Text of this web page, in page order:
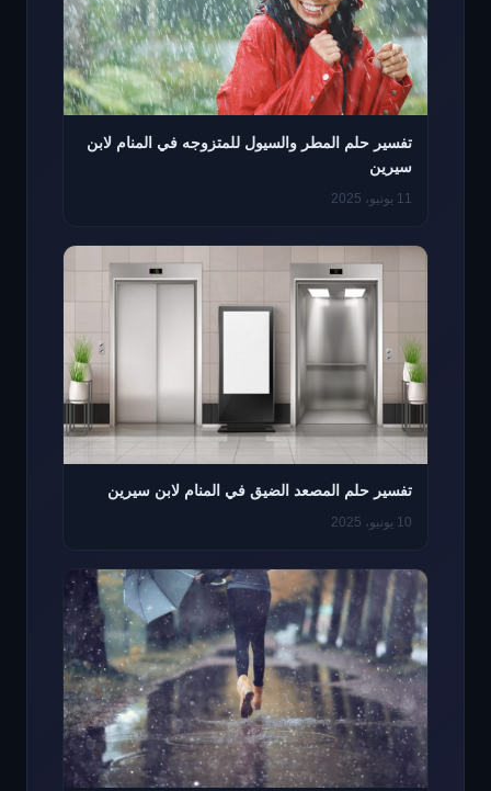
تفسير حلم المطر والسيول للمتزوجه في المنام لابن
سيرين
11 يونيو، 2025
تفسير حلم المصعد الضيق في المنام لابن سيرين
10 يونيو، 2025